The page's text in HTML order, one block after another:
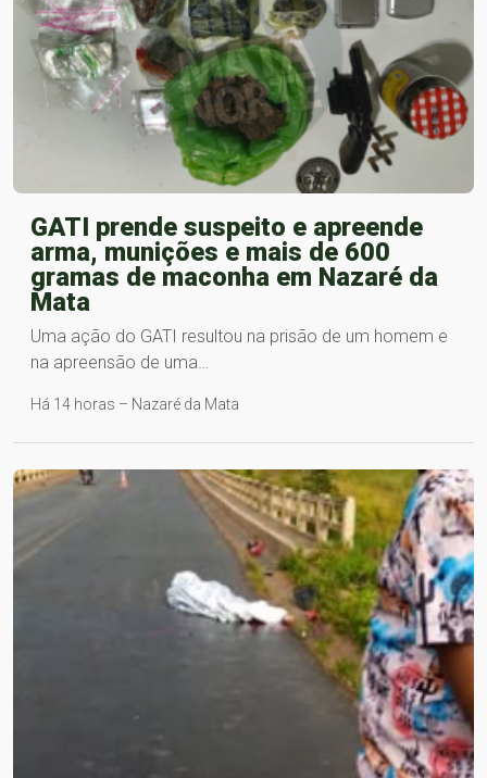
GATI prende suspeito e apreende
arma, munições e mais de 600
gramas de maconha em Nazaré da
Mata
Uma ação do GATI resultou na prisão de um homem e
na apreensão de uma…
Há 14 horas – Nazaré da Mata